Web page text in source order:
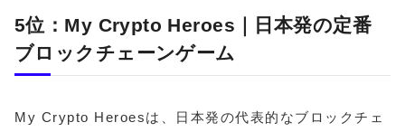
5位：My Crypto Heroes｜日本発の定番
ブロックチェーンゲーム
My Crypto Heroesは、日本発の代表的なブロックチェ